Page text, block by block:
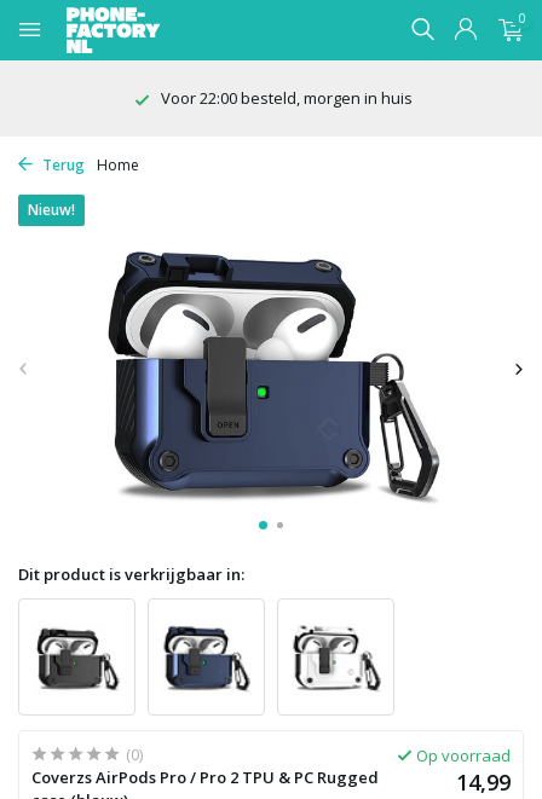
0
Voor 22:00 besteld, morgen in huis
Terug Home
Nieuw!
Dit product is verkrijgbaar in:
(0)
Coverzs AirPods Pro / Pro 2 TPU & PC Rugged
Op voorraad
14,99